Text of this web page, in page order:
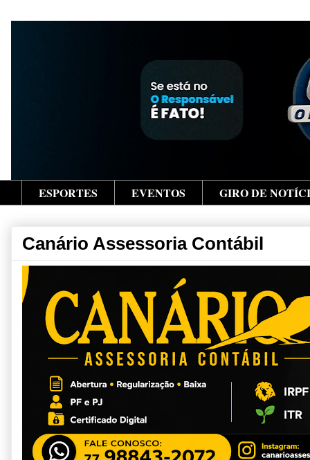
ESPORTES EVENTOS GIRO DE
Canário Assessoria Contábil